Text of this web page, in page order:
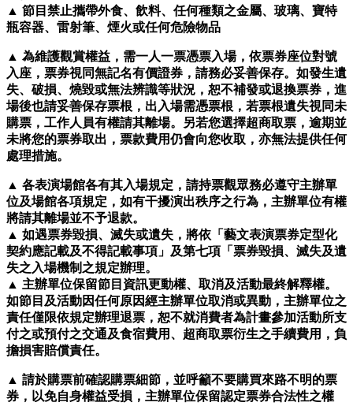
▲ 節目禁止攜帶外食、飲料、任何種類之金屬、玻璃、寶特
瓶容器、雷射筆、煙火或任何危險物品
▲ 為維護觀賞權益，需一人一票憑票入場，依票券座位對號
入座，票券視同無記名有價證券，請務必妥善保存。如發生遺
失、破損、燒毀或無法辨識等狀況，恕不補發或退換票券，進
場後也請妥善保存票根，出入場需憑票根，若票根遺失視同未
購票，工作人員有權請其離場。另若您選擇超商取票，逾期並
未將您的票券取出，票款費用仍會向您收取，亦無法提供任何
處理措施。
▲ 各表演場館各有其入場規定，請持票觀眾務必遵守主辦單
位及場館各項規定，如有干擾演出秩序之行為，主辦單位有權
將請其離場並不予退款。
▲ 如遇票券毀損、滅失或遺失，將依「藝文表演票券定型化
契約應記載及不得記載事項」及第七項「票券毀損、滅失及遺
失之入場機制之規定辦理。
▲ 主辦單位保留節目資訊更動權、取消及活動最終解釋權。
如節目及活動因任何原因經主辦單位取消或異動，主辦單位之
責任僅限依規定辦理退票，恕不就消費者為計畫參加活動所支
付之或預付之交通及食宿費用、超商取票衍生之手續費用，負
擔損害賠償責任。
▲ 請於購票前確認購票細節，並呼籲不要購買來路不明的票
券，以免自身權益受損，主辦單位保留認定票券合法性之權